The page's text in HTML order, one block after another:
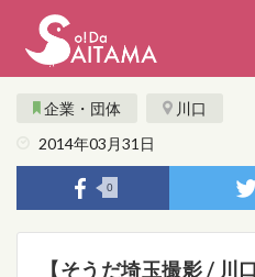
娯楽・観光
企業・団体
企業・団体
川口
2014年03月31日
0
【そうだ埼玉撮影 / 川